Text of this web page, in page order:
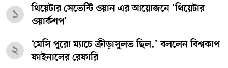
১
থিয়েটার সেভেন্টি ওয়ান এর আয়োজনে ‘থিয়েটার
ওয়ার্কশপ’
২
‘মেসি পুরো ম্যাচে ক্রীড়াসুলভ ছিল,’ বললেন বিশ্বকাপ
ফাইনালের রেফারি